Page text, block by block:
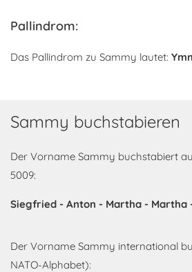
Pallindrom:
Das Pallindrom zu Sammy lautet:
Sammy buchstabieren
Der Vorname Sammy buchstabiert
5009:
Siegfried - Anton - Martha - Martha
Der Vorname Sammy international
NATO-Alphabet):